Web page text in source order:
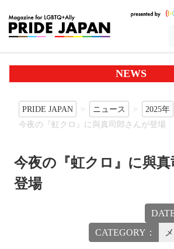
NEWS
PRIDE JAPAN ニュース 2025年
今夜の『虹クロ』に與真司郎さんが登場
今夜の『虹クロ』に與
登場
CATEGORY：